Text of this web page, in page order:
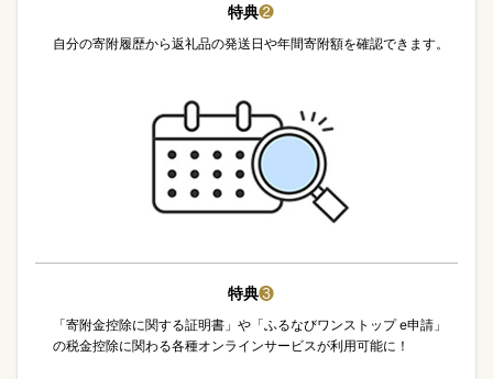
特典❷
自分の寄附履歴から返礼品の発送日や年間寄附額を確認できます。
特典❸
「寄附金控除に関する証明書」や「ふるなびワンストップ e申請」
の税金控除に関わる各種オンラインサービスが利用可能に！